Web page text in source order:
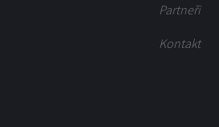
Partneři
Kontakt